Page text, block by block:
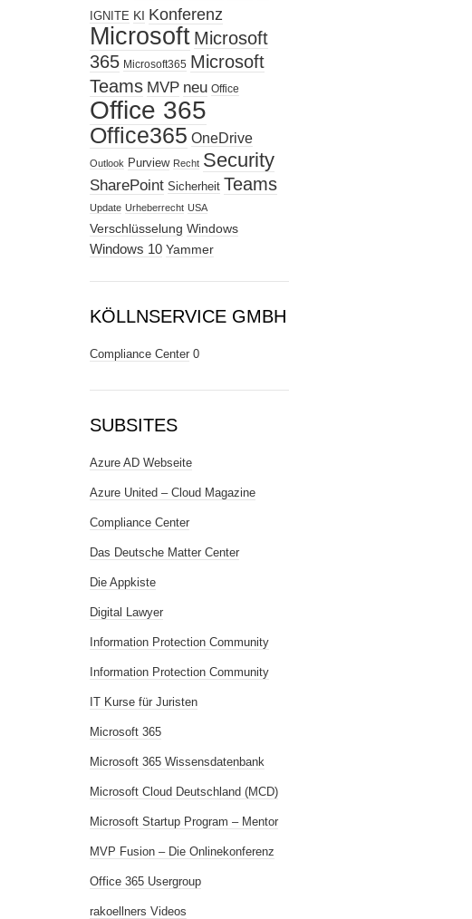
IGNITE KI Konferenz
Microsoft Microsoft
365 Microsoft365 Microsoft
Teams MVP neu Office
Office 365
Office365 OneDrive
Outlook Purview Recht Security
SharePoint Sicherheit Teams
Update Urheberrecht USA
Verschlüsselung Windows
Windows 10 Yammer
KÖLLNSERVICE GMBH
Compliance Center 0
SUBSITES
Azure AD Webseite
Azure United – Cloud Magazine
Compliance Center
Das Deutsche Matter Center
Die Appkiste
Digital Lawyer
Information Protection Community
Information Protection Community
IT Kurse für Juristen
Microsoft 365
Microsoft 365 Wissensdatenbank
Microsoft Cloud Deutschland (MCD)
Microsoft Startup Program – Mentor
MVP Fusion – Die Onlinekonferenz
Office 365 Usergroup
rakoellners Videos